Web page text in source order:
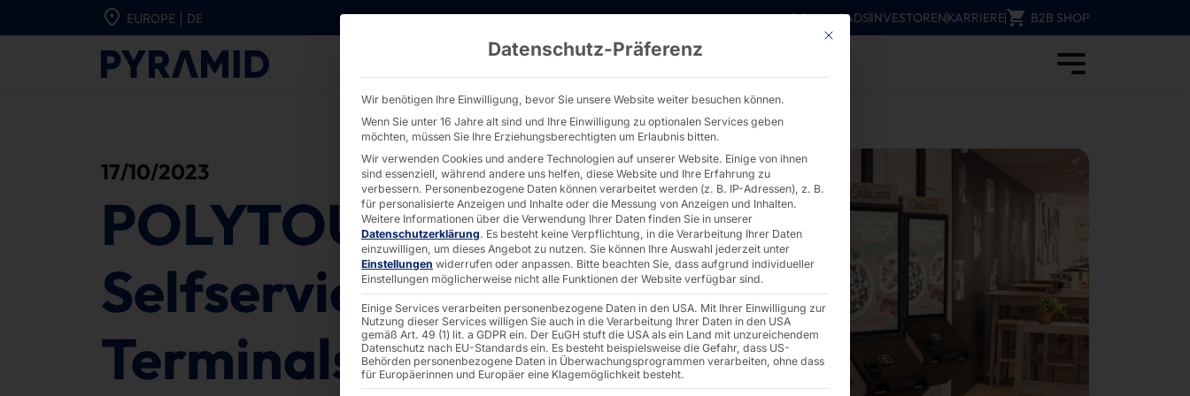
Direkt zum Inhalt wechseln
EUROPE | DE DOWNLOADSINVESTORENKARRIERE B2B SHOP
POLYTOUCH® Selfservice-Terminals für VAPIANO - PYRAMID
17/10/2023
POLYTOUCH®
Selfservice-
Terminals für
Mit diesem Button wird der Dialog geschlossen. Seine Funktionalität
Datenschutz-Präferenz
Wir benötigen Ihre Einwilligung, bevor Sie unsere Website weiter besuchen können.
Wenn Sie unter 16 Jahre alt sind und Ihre Einwilligung zu optionalen Services geben
möchten, müssen Sie Ihre Erziehungsberechtigten um Erlaubnis bitten.
Wir verwenden Cookies und andere Technologien auf unserer Website. Einige von ihnen
sind essenziell, während andere uns helfen, diese Website und Ihre Erfahrung zu
verbessern. Personenbezogene Daten können verarbeitet werden (z. B. IP-Adressen), z. B.
für personalisierte Anzeigen und Inhalte oder die Messung von Anzeigen und Inhalten.
Weitere Informationen über die Verwendung Ihrer Daten finden Sie in unserer
Datenschutzerklärung. Es besteht keine Verpflichtung, in die Verarbeitung Ihrer Daten
einzuwilligen, um dieses Angebot zu nutzen. Sie können Ihre Auswahl jederzeit unter
Einstellungen widerrufen oder anpassen. Bitte beachten Sie, dass aufgrund individueller
Einstellungen möglicherweise nicht alle Funktionen der Website verfügbar sind.
Einige Services verarbeiten personenbezogene Daten in den USA. Mit Ihrer Einwilligung zur
Nutzung dieser Services willigen Sie auch in die Verarbeitung Ihrer Daten in den USA
gemäß Art. 49 (1) lit. a GDPR ein. Der EuGH stuft die USA als ein Land mit unzureichendem
Datenschutz nach EU-Standards ein. Es besteht beispielsweise die Gefahr, dass US-
Behörden personenbezogene Daten in Überwachungsprogrammen verarbeiten, ohne dass
für Europäerinnen und Europäer eine Klagemöglichkeit besteht.